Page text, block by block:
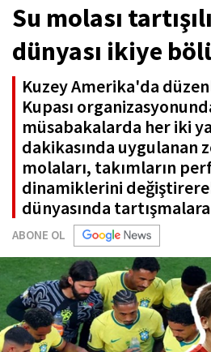
Su molası
dünyası ikiye
Kuzey Amerika'da
Kupası
müsabakalarda her iki
dakikasında uygulanan
molaları, takımların
dinamiklerini
dünyasında
ABONE OL